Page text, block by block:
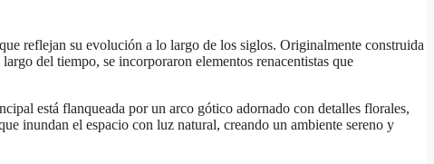
reflejan su evolución a lo largo de los siglos. Originalmente construida
del tiempo, se incorporaron elementos renacentistas que
está flanqueada por un arco gótico adornado con detalles florales,
inundan el espacio con luz natural, creando un ambiente sereno y